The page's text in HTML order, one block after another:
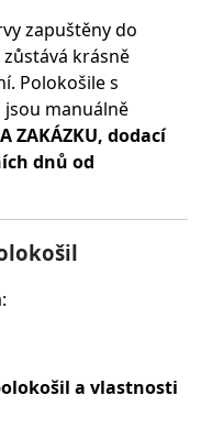
zapuštěny do
krásně
Polokošile s
manuálně
ZAKÁZKU, dodací
dnů od
a vlastnosti